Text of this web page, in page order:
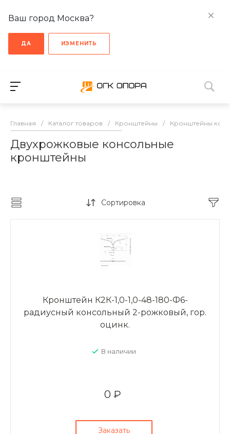
Ваш город Москва?
ДА ИЗМЕНИТЬ
Главная / Каталог товаров / Кронштейны / Кронштейны
Двухрожковые консольные
кронштейны
Сортировка
Кронштейн К2К-1,0-1,0-48-180-Ф6-
радиусный консольный 2-рожковый, гор.
оцинк.
В наличии
0 ₽
Заказать